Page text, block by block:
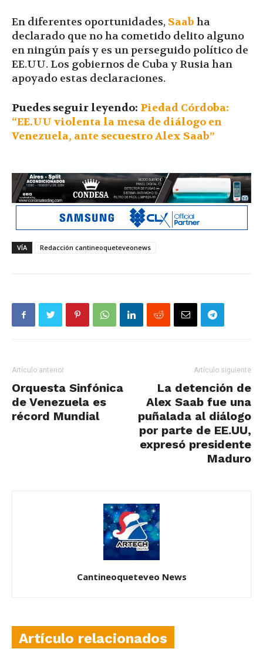
En diferentes oportunidades, Saab ha
declarado que no ha cometido delito alguno
en ningún país y es un perseguido político de
EE.UU. Los gobiernos de Cuba y Rusia han
apoyado estas declaraciones.
Puedes seguir leyendo: Piedad Córdoba:
“EE.UU violenta la mesa de diálogo en
Venezuela, ante secuestro Alex Saab”
VÍA Redacción cantineoqueteveonews
Artículo anterior
Orquesta Sinfónica
de Venezuela es
récord Mundial
Artículo siguiente
La detención de
Alex Saab fue una
puñalada al diálogo
por parte de EE.UU,
expresó presidente
Maduro
Cantineoqueteveo News
Artículo relacionados